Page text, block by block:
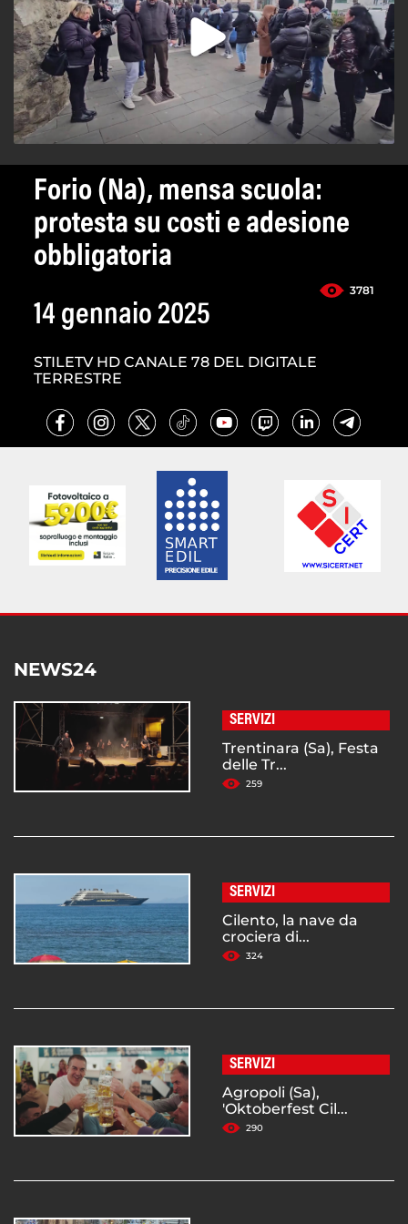
Forio (Na), mensa scuola:
protesta su costi e adesione
obbligatoria
3781
14 gennaio 2025
STILETV HD CANALE 78 DEL DIGITALE
TERRESTRE
NEWS24
SERVIZI
Trentinara (Sa), Festa
delle Tr...
259
SERVIZI
Cilento, la nave da
crociera di...
324
SERVIZI
Agropoli (Sa),
'Oktoberfest Cil...
290